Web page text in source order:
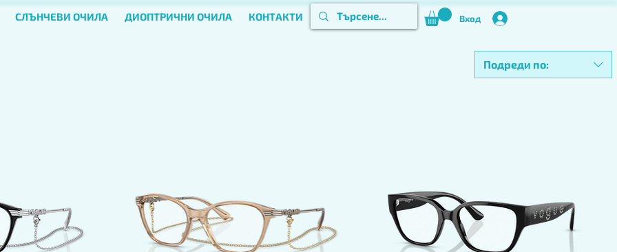
СЛЪНЧЕВИ ОЧИЛА ДИОПТРИЧНИ ОЧИЛА КОНТАКТИ Вход
Подреди по: